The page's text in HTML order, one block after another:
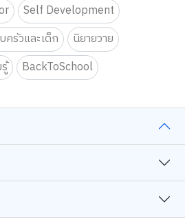
Self Development
ครัวและเด็ก
นิยายวาย
BackToSchool